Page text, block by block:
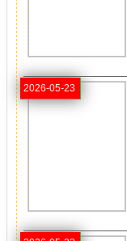
2026-05-23